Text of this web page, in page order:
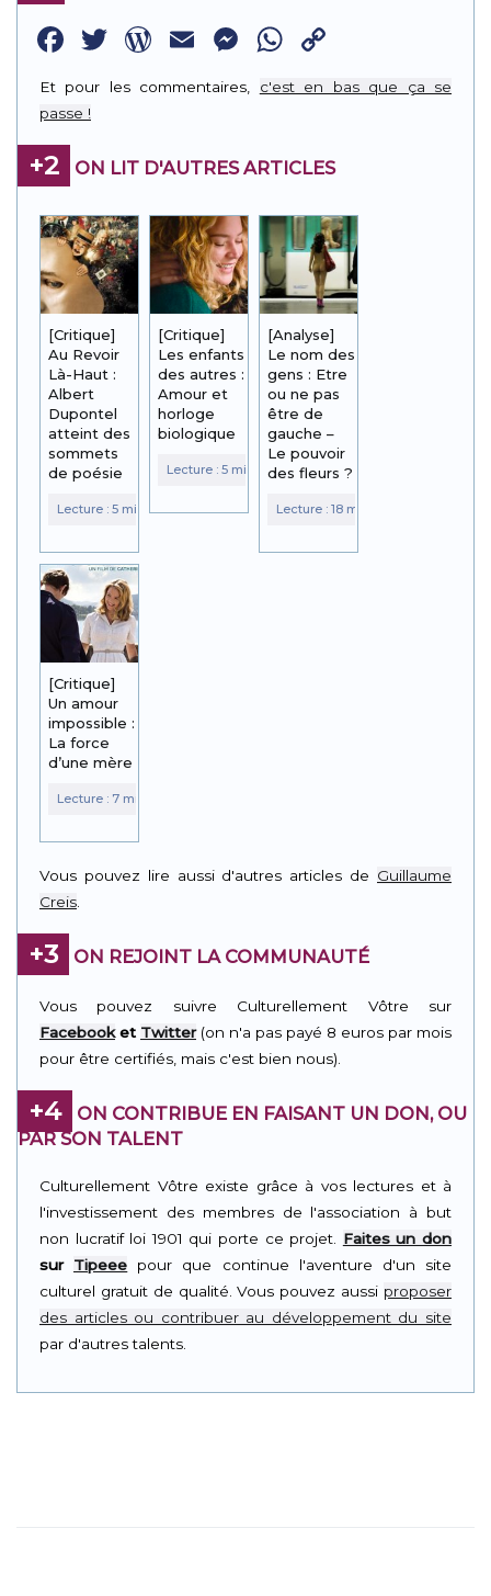
Facebook
Twitter
WordPress
EmailMessenger
WhatsApp
Link
Et pour les commentaires, c'est en bas que ça se
passe !
+2 ON LIT D'AUTRES ARTICLES
[Critique]
Au Revoir
Là-Haut :
Albert
Dupontel
atteint des
sommets
de poésie
[Critique]
Les enfants
des autres :
Amour et
horloge
biologique
[Analyse]
Le nom des
gens : Etre
ou ne pas
être de
gauche –
Le pouvoir
des fleurs ?
[Critique]
Un amour
impossible :
La force
d’une mère
Vous pouvez lire aussi d'autres articles de Guillaume
Creis.
+3 ON REJOINT LA COMMUNAUTÉ
Vous pouvez suivre Culturellement Vôtre sur
Facebooket Twitter(on n'a pas payé 8 euros par mois
pour être certifiés, mais c'est bien nous).
+4
ON CONTRIBUE EN FAISANT UN DON, OU
PAR SON TALENT
Culturellement Vôtre existe grâce à vos lectures et à
l'investissement des membres de l'association à but
non lucratif loi 1901 qui porte ce projet. Faites un don
sur Tipeee pour que continue l'aventure d'un site
culturel gratuit de qualité. Vous pouvez aussi proposer
des articles ou contribuer au développement du site
par d'autres talents.